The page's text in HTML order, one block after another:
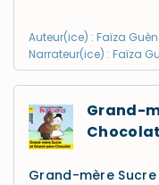
Auteur(ice) : Faïza
Narrateur(ice) : Faïza
Grand-
Chocolat
Grand-mère